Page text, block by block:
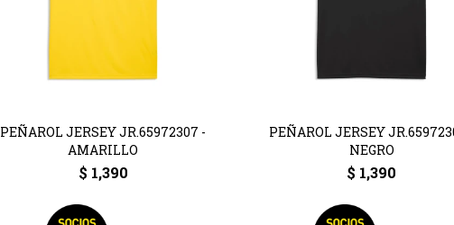
PEÑAROL JERSEY JR.65972307 -
AMARILLO
$ 1,390
PEÑAROL JERSEY
NEGRO
$ 1,390